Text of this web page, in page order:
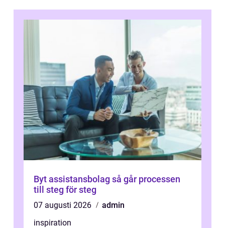
Byt assistansbolag så går processen
till steg för steg
07 augusti 2026
admin
inspiration